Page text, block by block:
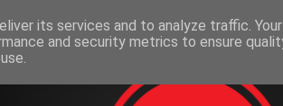
its services and to analyze traffic.
and security metrics to ensure